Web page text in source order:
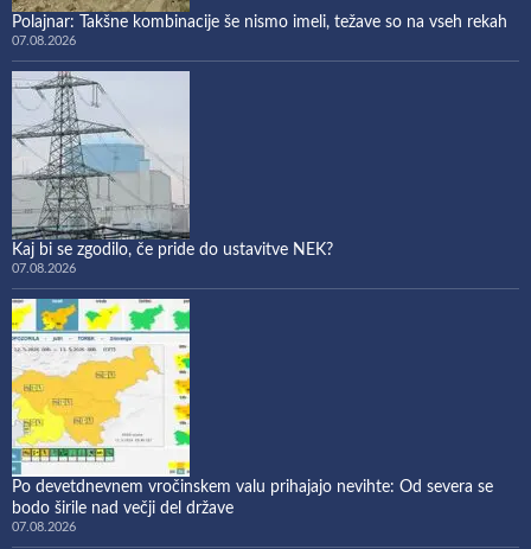
Polajnar: Takšne kombinacije še nismo imeli, težave so na vseh rekah
07.08.2026
Kaj bi se zgodilo, če pride do ustavitve NEK?
07.08.2026
Po devetdnevnem vročinskem valu prihajajo nevihte: Od severa se
bodo širile nad večji del države
07.08.2026